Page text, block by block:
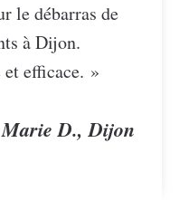
le débarras de
à Dijon.
efficace. »
D., Dijon